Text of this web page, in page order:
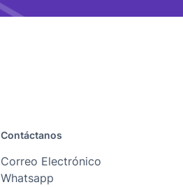
Contáctanos
Correo Electrónico
Whatsapp